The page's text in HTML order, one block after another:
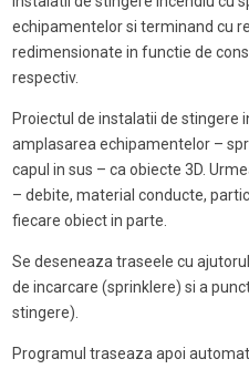
echipamentelor si terminand cu
redimensionate in functie de
respectiv.
Proiectul de instalatii de stingere
amplasarea echipamentelor –
capul in sus – ca obiecte 3D.
– debite, material conducte,
fiecare obiect in parte.
Se deseneaza traseele cu
de incarcare (sprinklere) si a
stingere).
Programul traseaza apoi